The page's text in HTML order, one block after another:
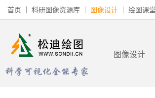
首页 科研图像资源库 图像设计 绘图课堂
图像设计